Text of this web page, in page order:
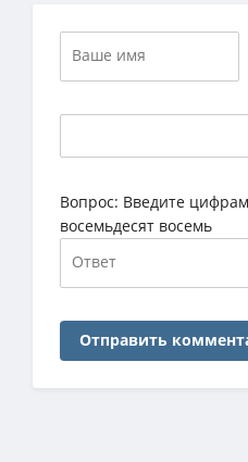
Вопрос: Введите
восемьдесят восемь
Отправить